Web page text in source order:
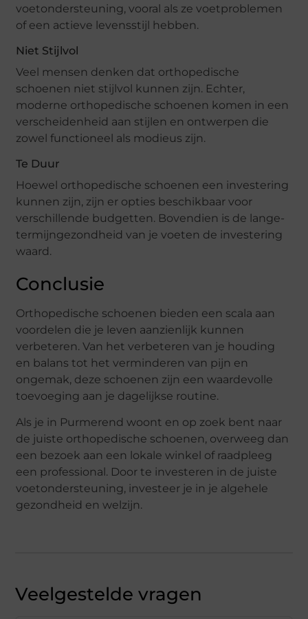
voetondersteuning, vooral als ze voetproblemen
of een actieve levensstijl hebben.
Niet Stijlvol
Veel mensen denken dat orthopedische
schoenen niet stijlvol kunnen zijn. Echter,
moderne orthopedische schoenen komen in een
verscheidenheid aan stijlen en ontwerpen die
zowel functioneel als modieus zijn.
Te Duur
Hoewel orthopedische schoenen een investering
kunnen zijn, zijn er opties beschikbaar voor
verschillende budgetten. Bovendien is de lange-
termijngezondheid van je voeten de investering
waard.
Conclusie
Orthopedische schoenen bieden een scala aan
voordelen die je leven aanzienlijk kunnen
verbeteren. Van het verbeteren van je houding
en balans tot het verminderen van pijn en
ongemak, deze schoenen zijn een waardevolle
toevoeging aan je dagelijkse routine.
Als je in Purmerend woont en op zoek bent naar
de juiste orthopedische schoenen, overweeg dan
een bezoek aan een lokale winkel of raadpleeg
een professional. Door te investeren in de juiste
voetondersteuning, investeer je in je algehele
gezondheid en welzijn.
Veelgestelde vragen